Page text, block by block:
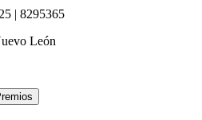
| 8295365
León